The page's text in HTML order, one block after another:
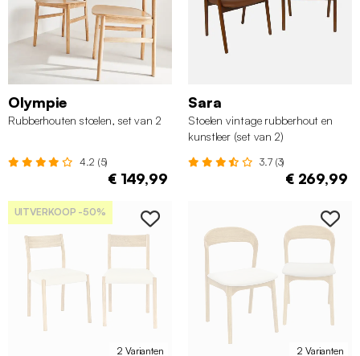
Olympie
Rubberhouten stoelen, set van 2
4.2 (5)
€ 149,99
Sara
Stoelen vintage rubberhout en
kunstleer (set van 2)
3.7 (3)
€ 269,99
2 Varianten
UITVERKOOP -50%
2 Varianten